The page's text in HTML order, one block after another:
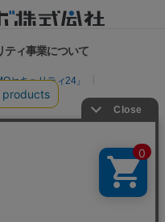
ティ事業について
セキュリティ24」